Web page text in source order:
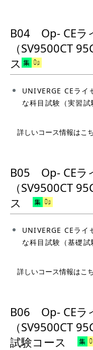
B04 Op- CEラ
（SV9500CT
ス
UNIVERGE CEライ
な科目試験（実習試
詳しいコース情報はこ
B05 Op- CEラ
（SV9500CT
ス
UNIVERGE CEライ
な科目試験（基礎試
詳しいコース情報はこ
B06 Op- CEラ
（SV9500CT
試験コース